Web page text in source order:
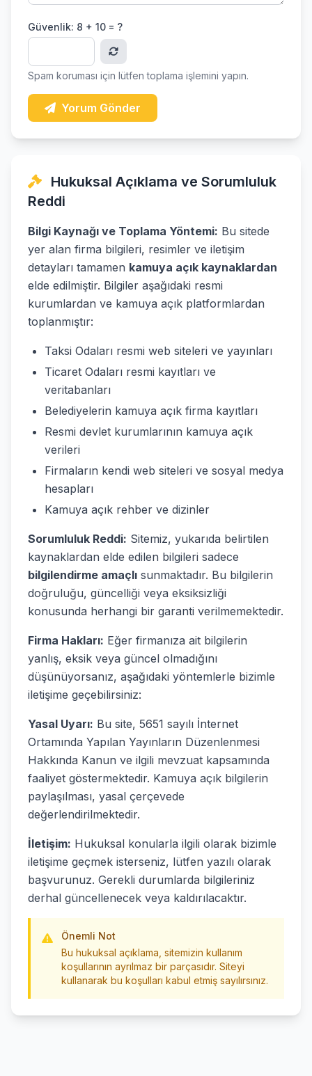
Güvenlik: 8 + 10 = ?
Spam koruması için lütfen toplama işlemini yapın.
Yorum Gönder
Hukuksal Açıklama ve Sorumluluk
Reddi
Bilgi Kaynağı ve Toplama Yöntemi: Bu sitede
yer alan firma bilgileri, resimler ve iletişim
detayları tamamen kamuya açık kaynaklardan
elde edilmiştir. Bilgiler aşağıdaki resmi
kurumlardan ve kamuya açık platformlardan
toplanmıştır:
Taksi Odaları resmi web siteleri ve yayınları
Ticaret Odaları resmi kayıtları ve
veritabanları
Belediyelerin kamuya açık firma kayıtları
Resmi devlet kurumlarının kamuya açık
verileri
Firmaların kendi web siteleri ve sosyal medya
hesapları
Kamuya açık rehber ve dizinler
Sorumluluk Reddi: Sitemiz, yukarıda belirtilen
kaynaklardan elde edilen bilgileri sadece
bilgilendirme amaçlı sunmaktadır. Bu bilgilerin
doğruluğu, güncelliği veya eksiksizliği
konusunda herhangi bir garanti verilmemektedir.
Firma Hakları: Eğer firmanıza ait bilgilerin
yanlış, eksik veya güncel olmadığını
düşünüyorsanız, aşağıdaki yöntemlerle bizimle
iletişime geçebilirsiniz:
Yasal Uyarı: Bu site, 5651 sayılı İnternet
Ortamında Yapılan Yayınların Düzenlenmesi
Hakkında Kanun ve ilgili mevzuat kapsamında
faaliyet göstermektedir. Kamuya açık bilgilerin
paylaşılması, yasal çerçevede
değerlendirilmektedir.
İletişim: Hukuksal konularla ilgili olarak bizimle
iletişime geçmek isterseniz, lütfen yazılı olarak
başvurunuz. Gerekli durumlarda bilgileriniz
derhal güncellenecek veya kaldırılacaktır.
Önemli Not
Bu hukuksal açıklama, sitemizin kullanım
koşullarının ayrılmaz bir parçasıdır. Siteyi
kullanarak bu koşulları kabul etmiş sayılırsınız.